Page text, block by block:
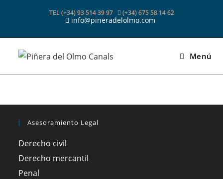
TEL (+34) 93 514 39 97 (+34) 675 58 14 62
info@pineradelolmo.com
Menú
Asesoramiento Legal
Derecho civil
Derecho mercantil
Penal